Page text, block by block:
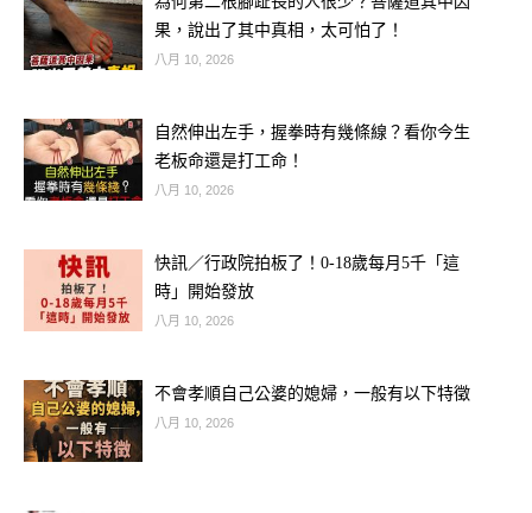
想知道財運狀況嗎？免費測驗
>>>>https://lihi.cc/Ozo8m
歡迎來下水道觀看更多都市傳說👉
https://lihi3.cc/c5H8h
果，說出了其中真相，太可怕了！
八月 10, 2026
自然伸出左手，握拳時有幾條線？看你今生
老板命還是打工命！
八月 10, 2026
快訊／行政院拍板了！0-18歲每月5千「這
時」開始發放
八月 10, 2026
不會孝順自己公婆的媳婦，一般有以下特徵
八月 10, 2026